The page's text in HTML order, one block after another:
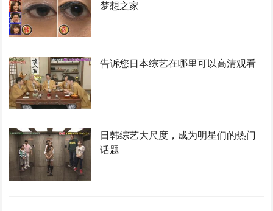
梦想之家
告诉您日本综艺在哪里可以高清观看
日韩综艺大尺度，成为明星们的热门
话题